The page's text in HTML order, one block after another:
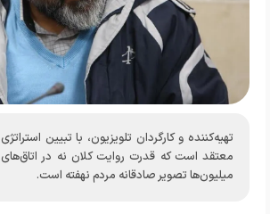
تهیه‌کننده و کارگردان تلویزیون، با تبیین
معتقد است که قدرت روایت کلان نه در اتاق‌های
میلیون‌ها تصویر صادقانه مردم نهفته است.